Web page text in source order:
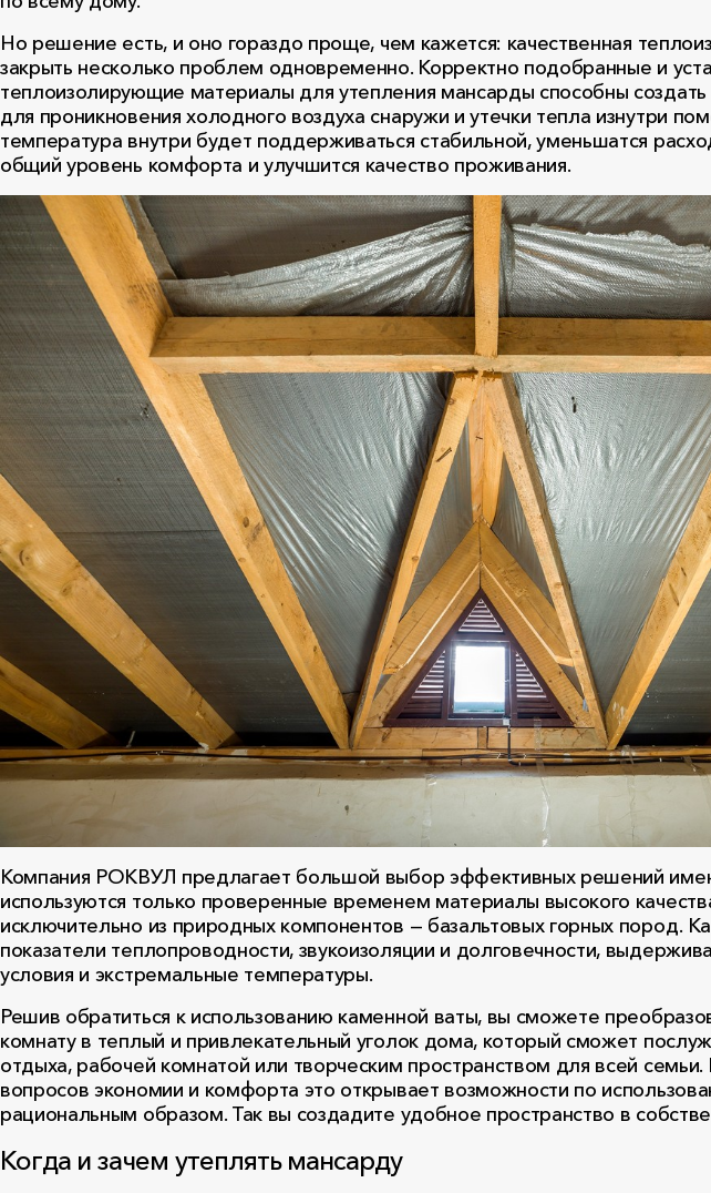
Но решение есть, и оно гораздо проще, чем кажется: качественная
закрыть несколько проблем одновременно. Корректно подобранные и
теплоизолирующие материалы для утепления мансарды способны
для проникновения холодного воздуха снаружи и утечки тепла изнутри
температура внутри будет поддерживаться стабильной, уменьшатся
общий уровень комфорта и улучшится качество проживания.
Компания РОКВУЛ предлагает большой выбор эффективных решений
используются только проверенные временем материалы высокого
исключительно из природных компонентов — базальтовых горных пород.
показатели теплопроводности, звукоизоляции и долговечности,
условия и экстремальные температуры.
Решив обратиться к использованию каменной ваты, вы сможете
комнату в теплый и привлекательный уголок дома, который сможет
отдыха, рабочей комнатой или творческим пространством для всей
вопросов экономии и комфорта это открывает возможности по
рациональным образом. Так вы создадите удобное пространство в
Когда и зачем утеплять мансарду